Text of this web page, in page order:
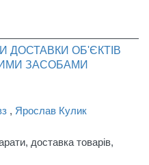
ОБ'ЄКТІВ
ЗАСОБАМИ
, Ярослав Кулик
доставка товарів,